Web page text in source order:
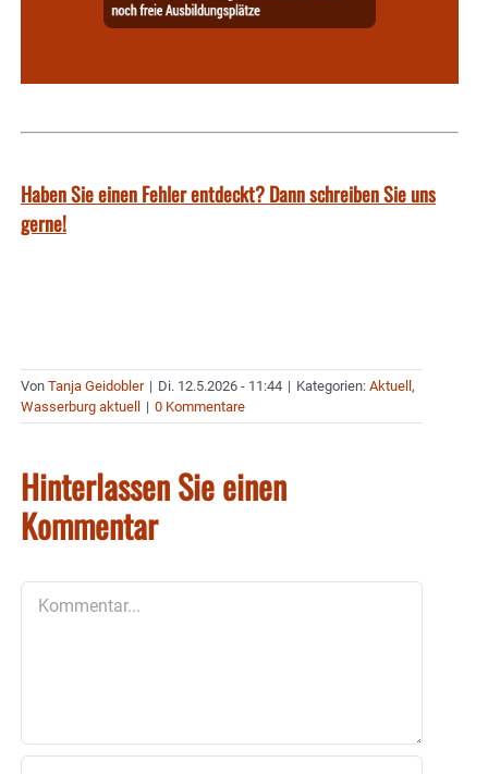
Haben Sie einen Fehler entdeckt? Dann schreiben Sie uns
gerne!
Von Tanja Geidobler | Di. 12.5.2026 - 11:44 | Kategorien: Aktuell,
Wasserburg aktuell | 0 Kommentare
Hinterlassen Sie einen
Kommentar